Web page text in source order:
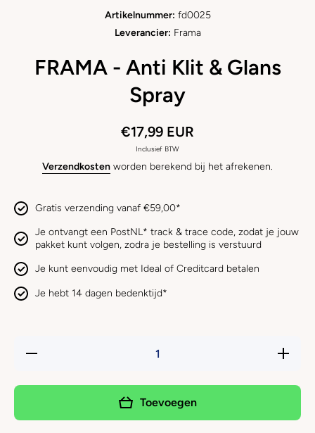
Artikelnummer: fd0025
Leverancier: Frama
FRAMA - Anti Klit & Glans
Spray
€17,99 EUR
Inclusief BTW
Verzendkosten worden berekend bij het afrekenen.
Gratis verzending vanaf €59,00*
Je ontvangt een PostNL* track & trace code, zodat je jouw
pakket kunt volgen, zodra je bestelling is verstuurd
Je kunt eenvoudig met Ideal of Creditcard betalen
Je hebt 14 dagen bedenktijd*
Hoeveelheid
Verhoog
Anti
Glans
Toevoegen